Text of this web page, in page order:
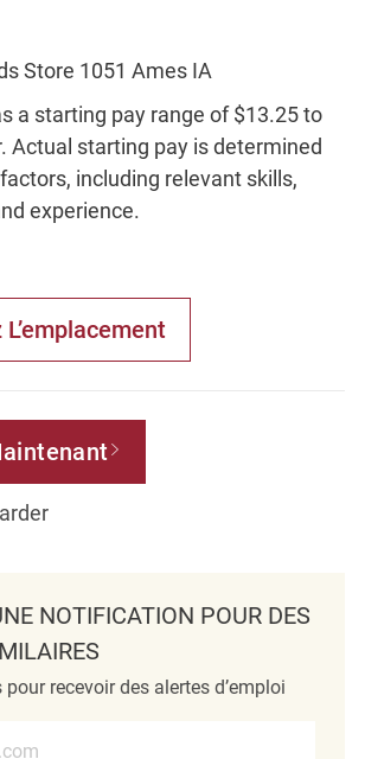
Store 1051 Ames IA
a starting pay range of $13.25 to
Actual starting pay is determined
including relevant skills,
experience.
NOTIFICATION POUR DES
recevoir des alertes d’emploi